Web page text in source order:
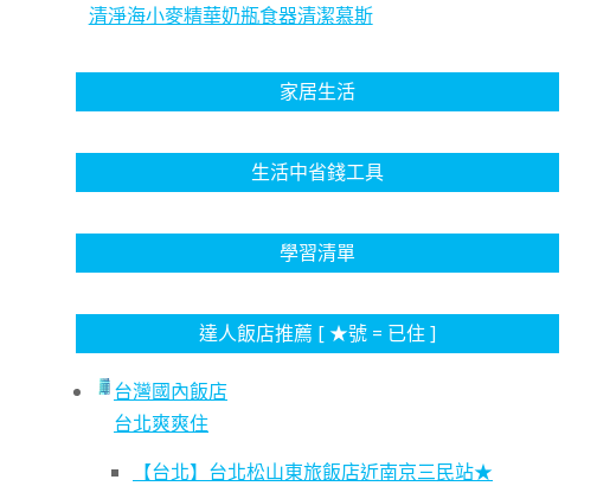
清淨海小麥精華奶瓶食器清潔慕斯
家居生活
生活中省錢工具
學習清單
達人飯店推薦 [ ★號 = 已住 ]
台灣國內飯店
台北爽爽住
【台北】台北松山東旅飯店近南京三民站★